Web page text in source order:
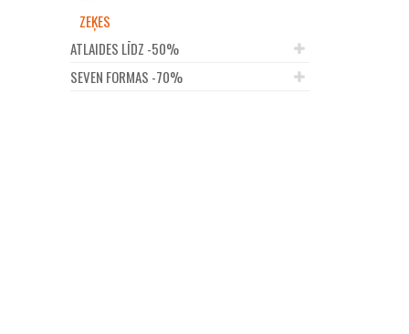
ZEĶES
ATLAIDES LĪDZ -50%
SEVEN FORMAS -70%